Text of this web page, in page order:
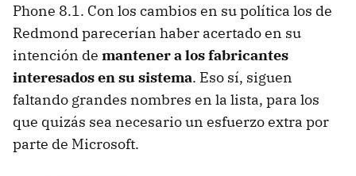
Phone 8.1. Con los cambios en su política los de
Redmond parecerían haber acertado en su
intención de mantener a los fabricantes
interesados en su sistema. Eso sí, siguen
faltando grandes nombres en la lista, para los
que quizás sea necesario un esfuerzo extra por
parte de Microsoft.